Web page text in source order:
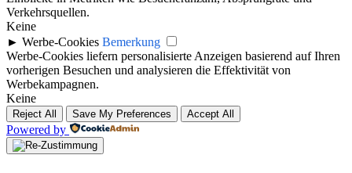
Verkehrsquellen.
Keine
► Werbe-Cookies Bemerkung
Werbe-Cookies liefern personalisierte Anzeigen basierend auf Ihren
vorherigen Besuchen und analysieren die Effektivität von
Werbekampagnen.
Keine
Reject All Save My Preferences Accept All
Powered by